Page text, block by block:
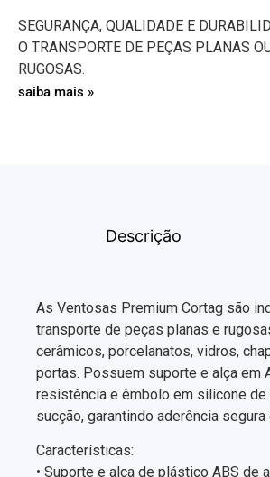
SEGURANÇA, QUALIDADE E
O TRANSPORTE DE PEÇAS PLANAS
RUGOSAS.
saiba mais »
Descrição
As Ventosas Premium Cortag são
transporte de peças planas e
cerâmicos, porcelanatos, vidros,
portas. Possuem suporte e alça em
resistência e êmbolo em silicone de
sucção, garantindo aderência
Características:
• Suporte e alça de plástico ABS de